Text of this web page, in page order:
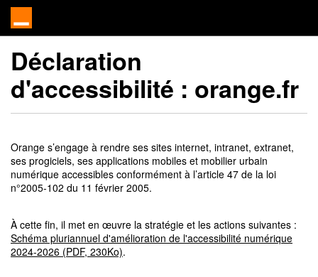
Déclaration
d'accessibilité : orange.fr
Orange s’engage à rendre ses sites internet, intranet, extranet,
ses progiciels, ses applications mobiles et mobilier urbain
numérique accessibles conformément à l’article 47 de la loi
n°2005-102 du 11 février 2005.
À cette fin, il met en œuvre la stratégie et les actions suivantes :
Schéma pluriannuel d'amélioration de l'accessibilité numérique
2024-2026 (PDF, 230Ko).